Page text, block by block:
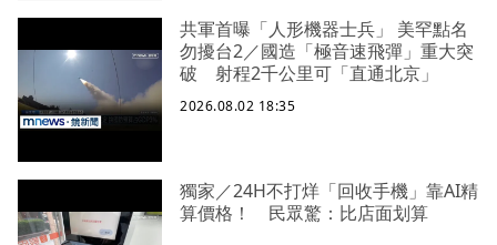
共軍首曝「人形機器士兵」 美罕點名
勿擾台2／國造「極音速飛彈」重大突
破 射程2千公里可「直通北京」
2026.08.02 18:35
獨家／24H不打烊「回收手機」靠AI精
算價格！ 民眾驚：比店面划算